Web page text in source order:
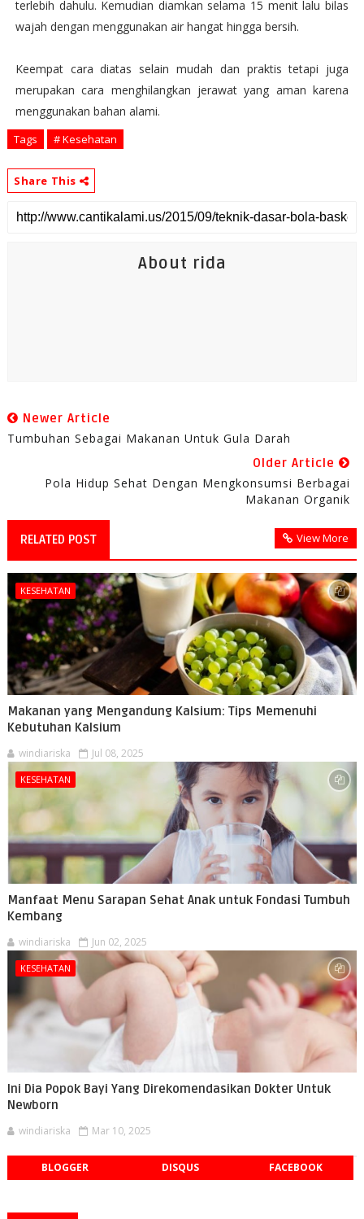
terlebih dahulu. Kemudian diamkan selama 15 menit lalu bilas
wajah dengan menggunakan air hangat hingga bersih.
Keempat cara diatas selain mudah dan praktis tetapi juga
merupakancara menghilangkan jerawat yang aman karena
menggunakan bahan alami.
Tags # Kesehatan
Share This
About rida
Newer Article
Tumbuhan Sebagai Makanan Untuk Gula Darah
Older Article
Pola Hidup Sehat Dengan Mengkonsumsi Berbagai
Makanan Organik
RELATED POST View More
KESEHATAN
Makanan yang Mengandung Kalsium: Tips Memenuhi
Kebutuhan Kalsium
windiariska Jul 08, 2025
KESEHATAN
Manfaat Menu Sarapan Sehat Anak untuk Fondasi Tumbuh
Kembang
windiariska Jun 02, 2025
KESEHATAN
Ini Dia Popok Bayi Yang Direkomendasikan Dokter Untuk
Newborn
windiariska Mar 10, 2025
BLOGGER DISQUS FACEBOOK